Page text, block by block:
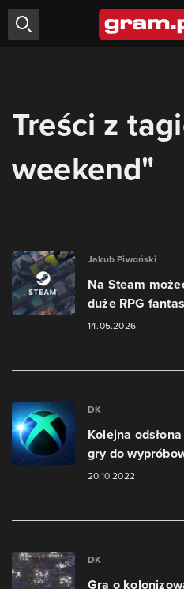
Treści z
weekend"
Jakub Piwoński
Na Steam
duże RPG
14.05.2026
DK
Kolejna
gry do
20.10.2022
DK
Gra o